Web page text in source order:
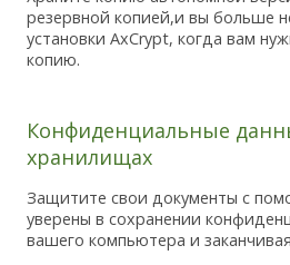
резервной копией,и вы больше
установки AxCrypt, когда вам
копию.
Конфиденциальные
хранилищах
Защитите свои документы с
уверены в сохранении
вашего компьютера и